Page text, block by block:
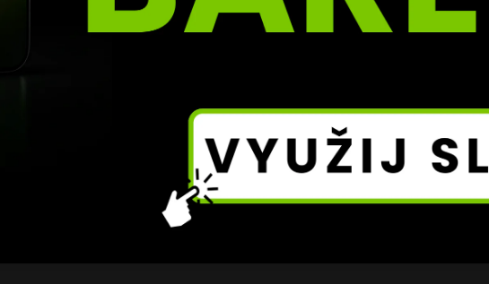
tak podle všeho přijde až ve chvíli, kdy se vrátí zpět do Česka.